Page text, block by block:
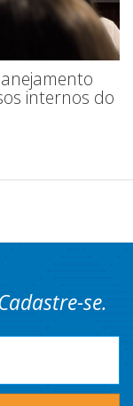
internos do
se.